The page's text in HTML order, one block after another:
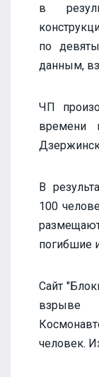
в
по
данным,
ЧП
времени
В
100
погибшие
Сайт
человек.